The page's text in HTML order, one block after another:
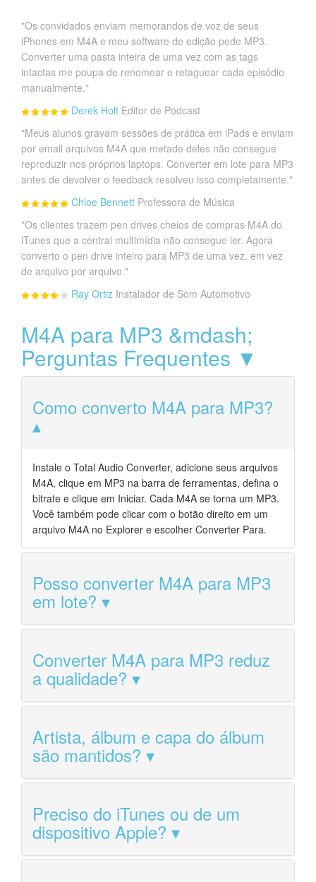
"Os convidados enviam memorandos de voz de seus
iPhones em M4A e meu software de edição pede MP3.
Converter uma pasta inteira de uma vez com as tags
intactas me poupa de renomear e retaguear cada episódio
manualmente."
Derek Holt Editor de Podcast
"Meus alunos gravam sessões de prática em iPads e enviam
por email arquivos M4A que metade deles não consegue
reproduzir nos próprios laptops. Converter em lote para MP3
antes de devolver o feedback resolveu isso completamente."
Chloe Bennett Professora de Música
"Os clientes trazem pen drives cheios de compras M4A do
iTunes que a central multimídia não consegue ler. Agora
converto o pen drive inteiro para MP3 de uma vez, em vez
de arquivo por arquivo."
Ray Ortiz Instalador de Som Automotivo
M4A para MP3 &mdash;
Perguntas Frequentes ▼
Como converto M4A para MP3?
Instale o Total Audio Converter, adicione seus arquivos
M4A, clique em MP3 na barra de ferramentas, defina o
bitrate e clique em Iniciar. Cada M4A se torna um MP3.
Você também pode clicar com o botão direito em um
arquivo M4A no Explorer e escolher Converter Para.
Posso converter M4A para MP3
em lote?
Converter M4A para MP3 reduz
a qualidade?
Artista, álbum e capa do álbum
são mantidos?
Preciso do iTunes ou de um
dispositivo Apple?